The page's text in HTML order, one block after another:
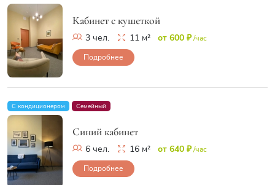
Кабинет с кушеткой
3 чел. 11 м² от 600 ₽/час
Подробнее
С кондиционером Семейный
Синий кабинет
6 чел. 16 м² от 640 ₽/час
Подробнее